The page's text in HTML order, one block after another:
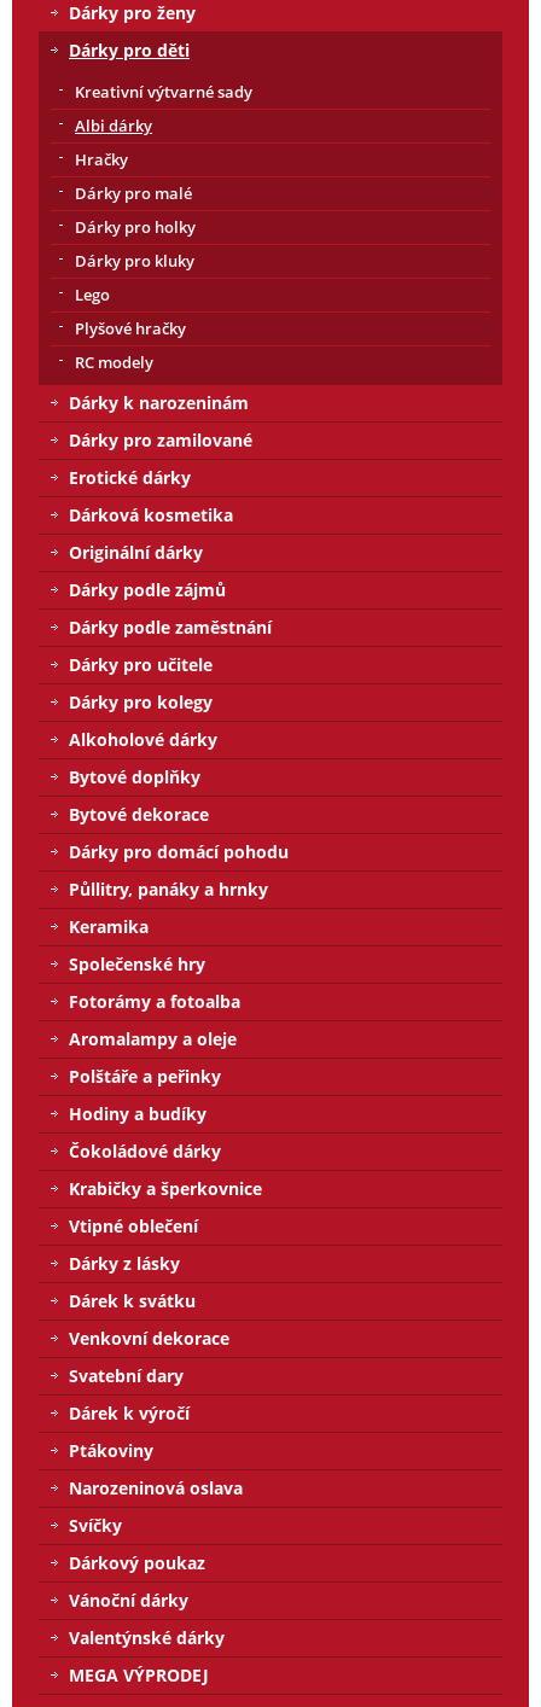
Dárky pro ženy
Dárky pro děti
Kreativní výtvarné sady
Albi dárky
Hračky
Dárky pro malé
Dárky pro holky
Dárky pro kluky
Lego
Plyšové hračky
RC modely
Dárky k narozeninám
Dárky pro zamilované
Erotické dárky
Dárková kosmetika
Originální dárky
Dárky podle zájmů
Dárky podle zaměstnání
Dárky pro učitele
Dárky pro kolegy
Alkoholové dárky
Bytové doplňky
Bytové dekorace
Dárky pro domácí pohodu
Půllitry, panáky a hrnky
Keramika
Společenské hry
Fotorámy a fotoalba
Aromalampy a oleje
Polštáře a peřinky
Hodiny a budíky
Čokoládové dárky
Krabičky a šperkovnice
Vtipné oblečení
Dárky z lásky
Dárek k svátku
Venkovní dekorace
Svatební dary
Dárek k výročí
Ptákoviny
Narozeninová oslava
Svíčky
Dárkový poukaz
Vánoční dárky
Valentýnské dárky
MEGA VÝPRODEJ